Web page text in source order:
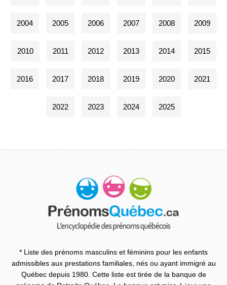
2004 2005 2006 2007 2008 2009
2010 2011 2012 2013 2014 2015
2016 2017 2018 2019 2020 2021
2022 2023 2024 2025
* Liste des prénoms masculins et féminins pour les enfants
admissibles aux prestations familiales, nés ou ayant immigré au
Québec depuis 1980. Cette liste est tirée de la banque de